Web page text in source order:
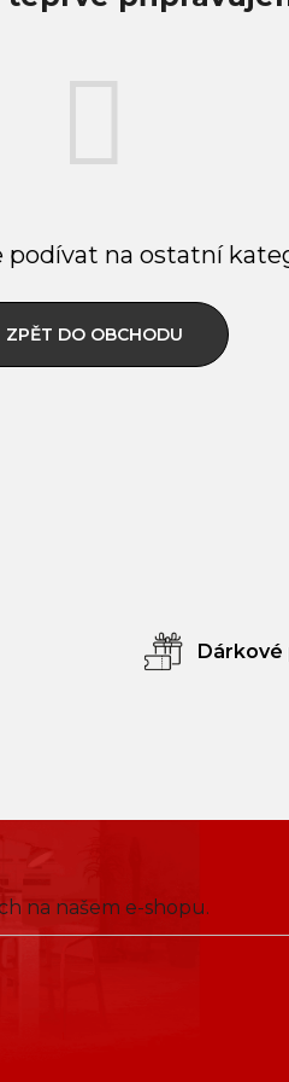
podívat na ostatní
ZPĚT DO OBCHODU
Dárkové
na našem e-shopu.